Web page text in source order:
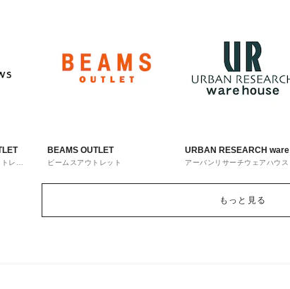
レッ
BEAMS OUTLET
ビームスアウトレット
URBAN RESEARCH ware
house
アーバンリサーチウェアハウス
もっと見る